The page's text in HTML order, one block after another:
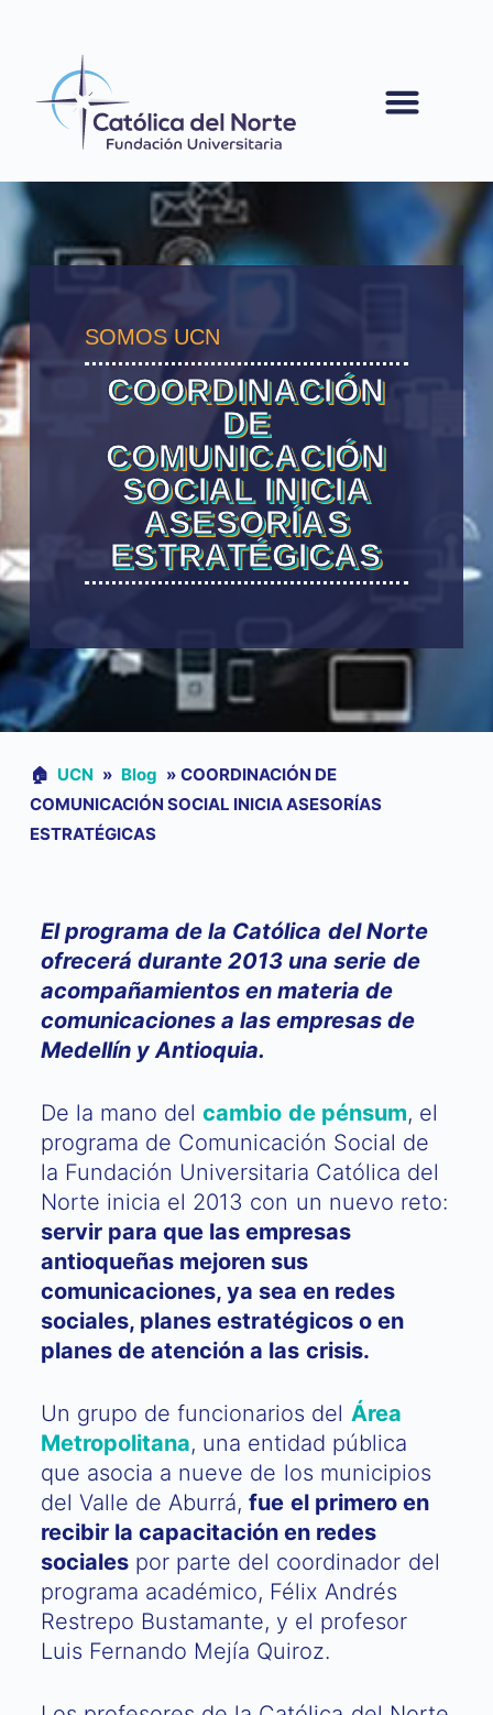
SOMOS UCN
COORDINACIÓN
DE
COMUNICACIÓN
SOCIAL INICIA
ASESORÍAS
ESTRATÉGICAS
🏠︎ UCN » Blog » COORDINACIÓN DE
COMUNICACIÓN SOCIAL INICIA ASESORÍAS
ESTRATÉGICAS
El programa de la Católica del Norte
ofrecerá durante 2013 una serie de
acompañamientos en materia de
comunicaciones a las empresas de
Medellín y Antioquia.
De la mano delcambio de pénsum, el
programa de Comunicación Social de
la Fundación Universitaria Católica del
Norte inicia el 2013 con un nuevo reto:
servir para que las empresas
antioqueñas mejoren sus
comunicaciones, ya sea en redes
sociales, planes estratégicos o en
planes de atención a las crisis.
Un grupo de funcionarios del Área
Metropolitana, una entidad pública
que asocia a nueve de los municipios
del Valle de Aburrá,fue el primero en
recibir la capacitación en redes
socialespor parte del coordinador del
programa académico, Félix Andrés
Restrepo Bustamante, y el profesor
Luis Fernando Mejía Quiroz.